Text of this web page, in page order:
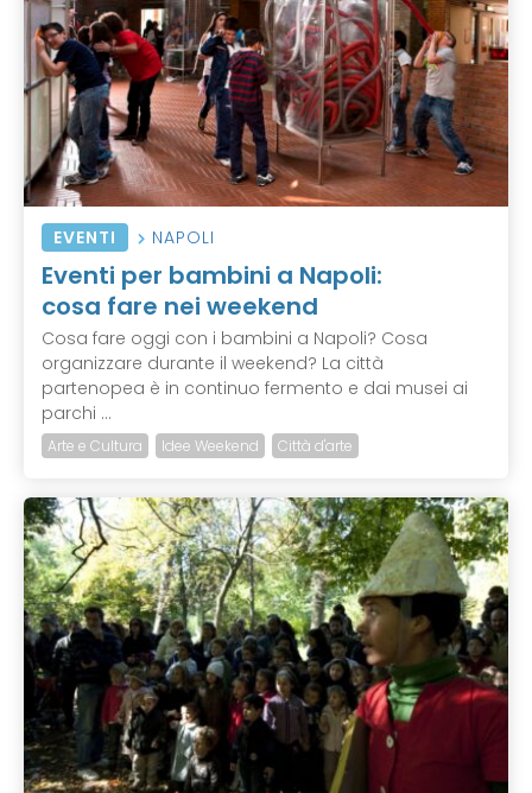
EVENTI NAPOLI
Eventi per bambini a Napoli:
cosa fare nei weekend
Cosa fare oggi con i bambini a Napoli? Cosa
organizzare durante il weekend? La città
partenopea è in continuo fermento e dai musei ai
parchi ...
Arte e Cultura Idee Weekend Città d'arte